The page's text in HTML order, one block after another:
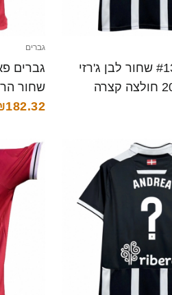
גברים לוצ׳ו #13 שחור לבן ג'רזי
גברים
קצרה